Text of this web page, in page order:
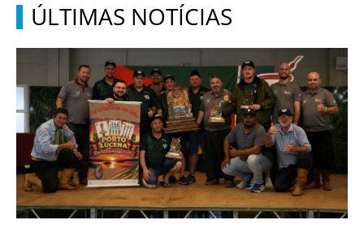
ÚLTIMAS NOTÍCIAS